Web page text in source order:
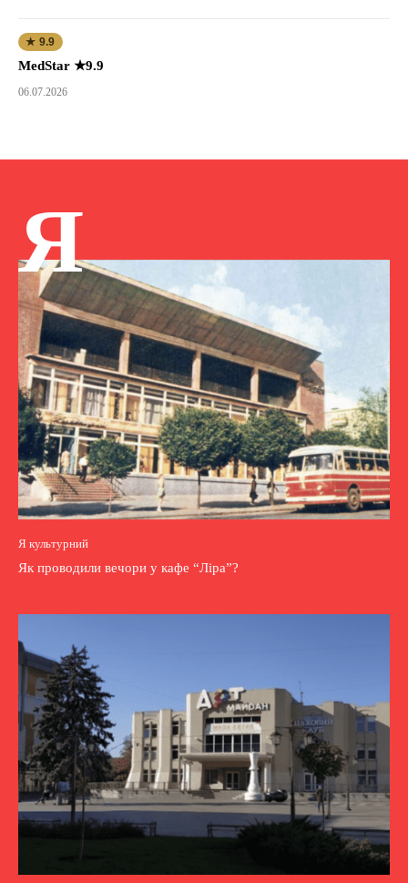
★ 9.9
MedStar ★9.9
06.07.2026
Я
Я культурний
Як проводили вечори у кафе “Ліра”?